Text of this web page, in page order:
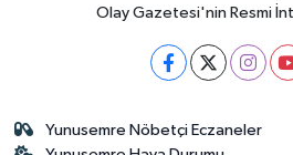
Olay Gazetesi'nin Resmi
Yunusemre Nöbetçi Eczaneler